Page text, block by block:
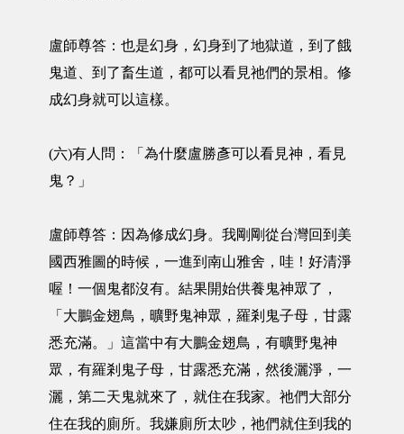
盧師尊答：也是幻身，幻身到了地獄道，到了餓
鬼道、到了畜生道，都可以看見祂們的景相。修
成幻身就可以這樣。
(六)有人問：「為什麼盧勝彥可以看見神，看見
鬼？」
盧師尊答：因為修成幻身。我剛剛從台灣回到美
國西雅圖的時候，一進到南山雅舍，哇！好清淨
喔！一個鬼都沒有。結果開始供養鬼神眾了，
「大鵬金翅鳥，曠野鬼神眾，羅剎鬼子母，甘露
悉充滿。」這當中有大鵬金翅鳥，有曠野鬼神
眾，有羅剎鬼子母，甘露悉充滿，然後灑淨，一
灑，第二天鬼就來了，就住在我家。祂們大部分
住在我的廁所。我嫌廁所太吵，祂們就住到我的